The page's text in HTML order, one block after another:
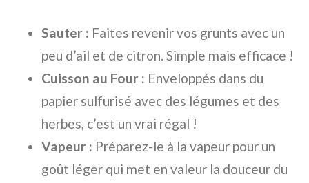
Sauter : Faites revenir vos grunts avec un
peu d’ail et de citron. Simple mais efficace !
Cuisson au Four : Enveloppés dans du
papier sulfurisé avec des légumes et des
herbes, c’est un vrai régal !
Vapeur : Préparez-le à la vapeur pour un
goût léger qui met en valeur la douceur du